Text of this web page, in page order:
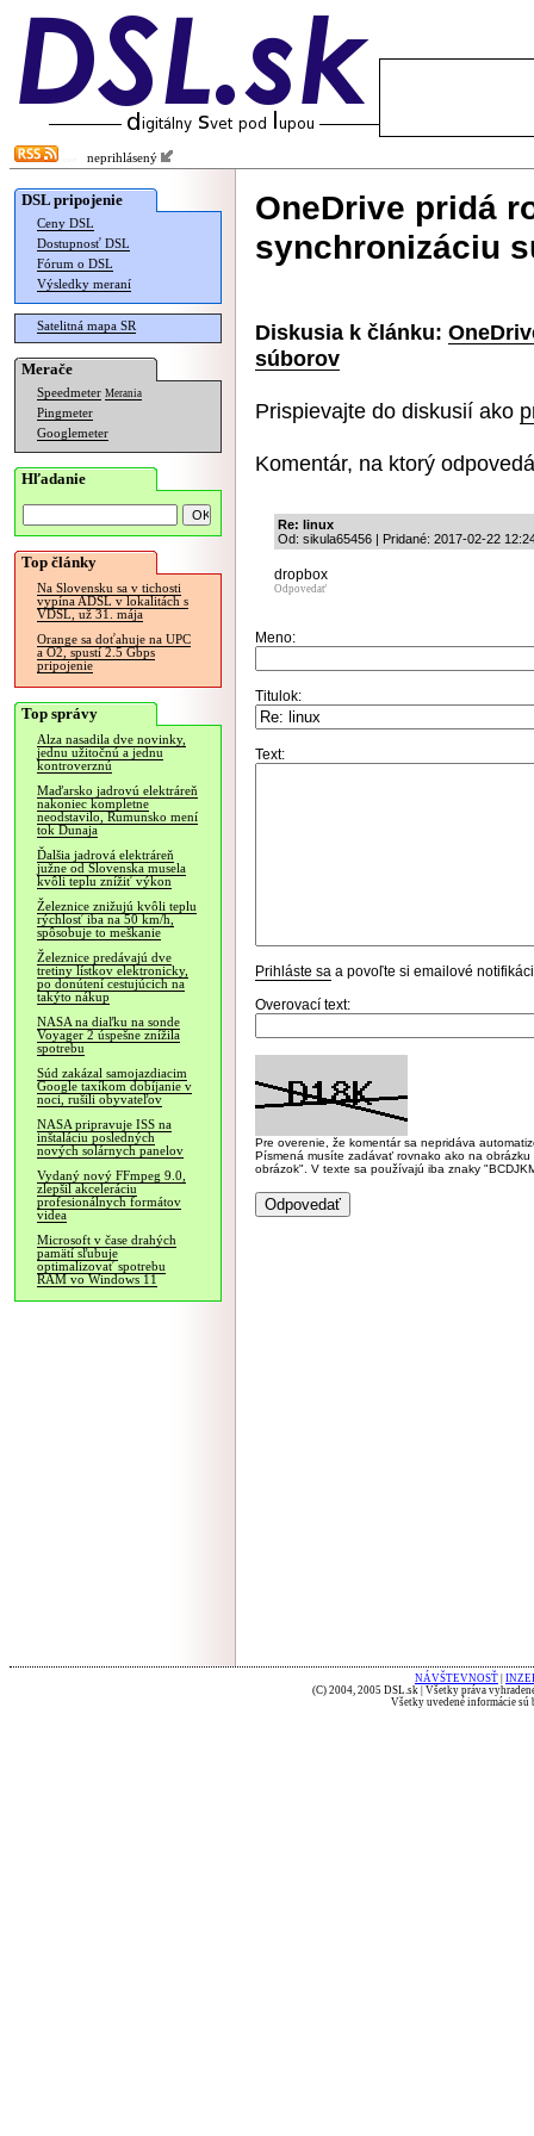
neprihlásený
DSL pripojenie
Ceny DSL
Dostupnosť DSL
Fórum o DSL
Výsledky meraní
Satelitná mapa SR
Merače
Speedmeter Merania
Pingmeter
Googlemeter
Hľadanie
Top články
Na Slovensku sa v tichosti
vypína ADSL v lokalitách s
VDSL, už 31. mája
Orange sa doťahuje na UPC
a O2, spustí 2.5 Gbps
pripojenie
Top správy
Alza nasadila dve novinky,
jednu užitočnú a jednu
kontroverznú
Maďarsko jadrovú elektráreň
nakoniec kompletne
neodstavilo, Rumunsko mení
tok Dunaja
Ďalšia jadrová elektráreň
južne od Slovenska musela
kvôli teplu znížiť výkon
Železnice znižujú kvôli teplu
rýchlosť iba na 50 km/h,
spôsobuje to meškanie
Železnice predávajú dve
tretiny lístkov elektronicky,
po donútení cestujúcich na
takýto nákup
NASA na diaľku na sonde
Voyager 2 úspešne znížila
spotrebu
Súd zakázal samojazdiacim
Google taxíkom dobíjanie v
noci, rušili obyvateľov
NASA pripravuje ISS na
inštaláciu posledných
nových solárnych panelov
Vydaný nový FFmpeg 9.0,
zlepšil akceleráciu
profesionálnych formátov
videa
Microsoft v čase drahých
pamätí sľubuje
optimalizovať spotrebu
RAM vo Windows 11
OneDrive pridá
synchronizáciu
Diskusia k článku:
súborov
Prispievajte do diskusií ako
Komentár, na ktorý
Re: linux
Od: sikula65456 | Pridané: 2017-02-22
dropbox
Odpovedať
Meno:
Titulok:
Text:
Prihláste sa a povoľte si emailové
Overovací text:
Pre overenie, že komentár sa nepridáva
Písmená musíte zadávať rovnako ako na
obrázok". V texte sa používajú iba znaky
NÁVŠTEVNOSŤ
(C) 2004, 2005 DSL.sk | Všetky práva
Všetky uvedené informácie sú